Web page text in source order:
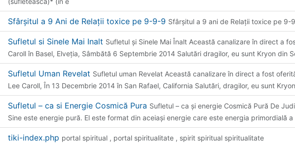
Sfârșitul a 9 Ani de Relații toxice pe 9-9-9 Sfârșitul a 9 ani de Relații toxice pe 9-
Sufletul si Sinele Mai Inalt Sufletul și Sinele Mai Înalt Această canalizare în direct a
Caroll în Basel, Elveția, Sâmbătă 6 Septembrie 2014 Salutări dragilor, eu sunt Kryon din
Sufletul Uman Revelat Sufletul uman Revelat Această canalizare în direct a fost
Lee Caroll, În 13 Decembrie 2014 în San Rafael, California Salutări, dragilor, eu sunt Kryon
Sufletul – ca si Energie Cosmică Pura Sufletul – ca și energie Cosmică Pură De
Sine este energie pură. El este format din aceiași energie care este energia primordială
tiki-index.php portal spiritual , portal spiritualitate , spirit spiritual spiritualitate